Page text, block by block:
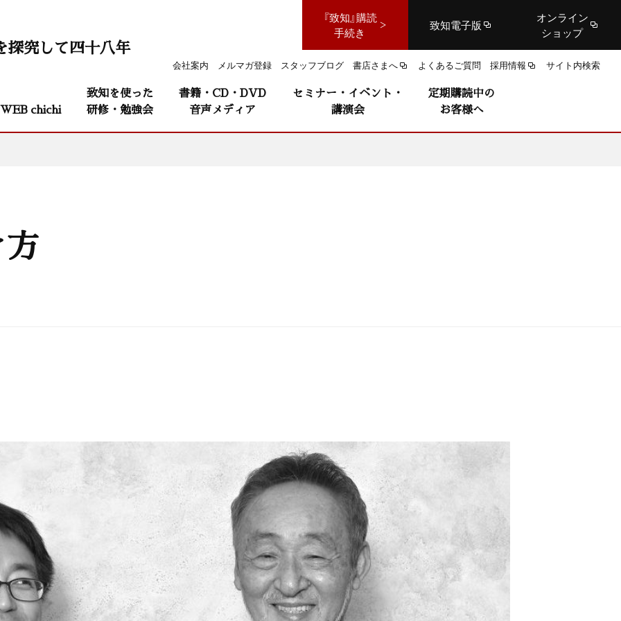
『致知』購読
手続き
致知電子版
オンライン
ショップ
会社案内 メルマガ登録 スタッフブログ 書店さまへ よくあるご質問 採用情報 サイト内検索
探究して四十八年
WEB chichi
致知を使った
研修・勉強会
書籍・CD・DVD
音声メディア
セミナー・イベント・
講演会
定期購読中の
お客様へ